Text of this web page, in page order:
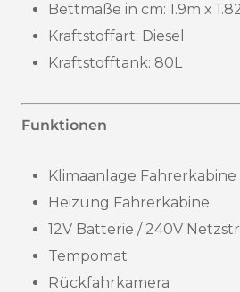
Bettmaße in cm: 1.9m x
Kraftstoffart: Diesel
Kraftstofftank: 80L
Funktionen
Klimaanlage Fahrerkabine
Heizung Fahrerkabine
12V Batterie / 240V
Tempomat
Rückfahrkamera